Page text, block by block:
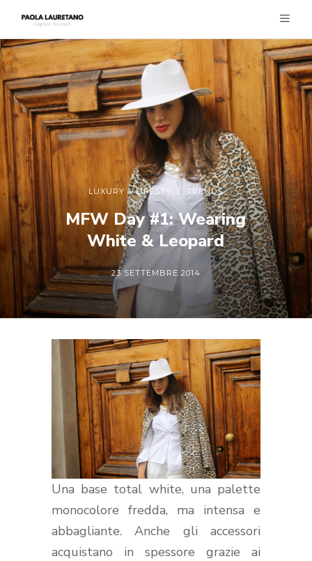
LUXURY & LIFESTYLE TRENDS
MFW Day #1: Wearing
White & Leopard
23 SETTEMBRE 2014
Una base total white, una palette
monocolore fredda, ma intensa e
abbagliante. Anche gli accessori
acquistano in spessore grazie ai